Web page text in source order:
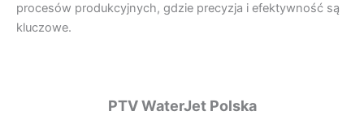
procesów produkcyjnych, gdzie precyzja i efektywność są
kluczowe.
PTV WaterJet Polska